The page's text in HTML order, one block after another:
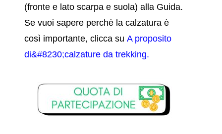
(fronte e lato scarpa e suola) alla Guida.
Se vuoi sapere perchè la calzatura è
così importante, clicca suA proposito
di&#8230;calzature da trekking.